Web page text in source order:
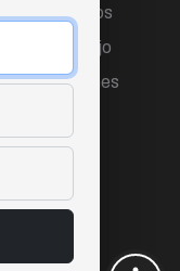
Mario Campos
Renata Araújo
Wagner Gomes